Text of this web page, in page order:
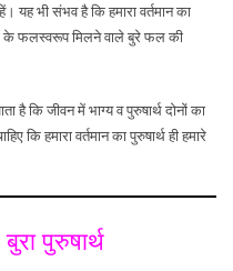
भी संभव है कि हमारा वर्तमान का
के फलस्वरूप मिलने वाले बुरे फल की
है कि जीवन में भाग्य व पुरुषार्थ दोनों का
कि हमारा वर्तमान का पुरुषार्थ ही हमारे
पुरुषार्थ